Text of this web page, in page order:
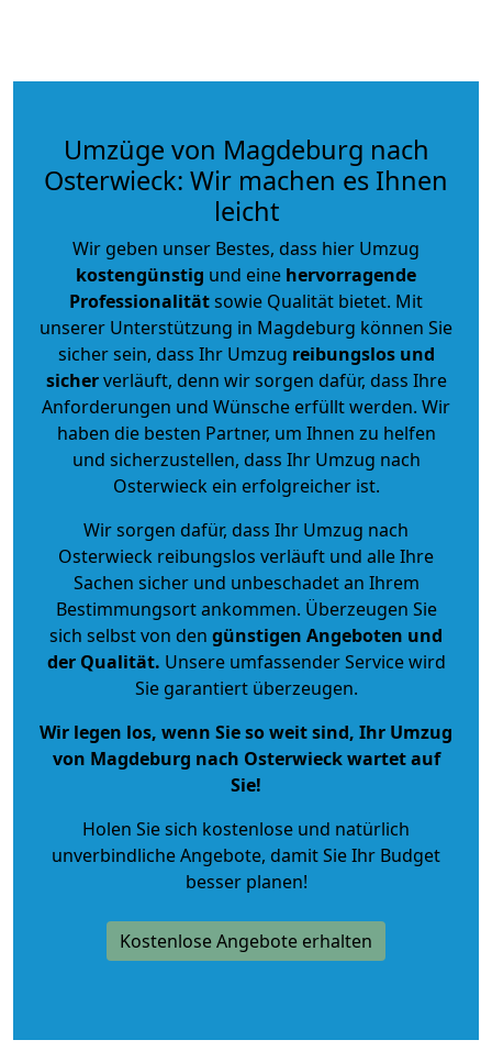
Umzüge von Magdeburg nach
Osterwieck: Wir machen es Ihnen
leicht
Wir geben unser Bestes, dass hier Umzug
kostengünstig und eine hervorragende
Professionalitätsowie Qualität bietet. Mit
unserer Unterstützung in Magdeburg können Sie
sicher sein, dass Ihr Umzug reibungslos und
sicherverläuft, denn wir sorgen dafür, dass Ihre
Anforderungen und Wünsche erfüllt werden. Wir
haben die besten Partner, um Ihnen zu helfen
und sicherzustellen, dass Ihr Umzug nach
Osterwieck ein erfolgreicher ist.
Wir sorgen dafür, dass Ihr Umzug nach
Osterwieck reibungslos verläuft und alle Ihre
Sachen sicher und unbeschadet an Ihrem
Bestimmungsort ankommen. Überzeugen Sie
sich selbst von den günstigen Angeboten und
der Qualität. Unsere umfassender Service wird
Sie garantiert überzeugen.
Wir legen los, wenn Sie so weit sind, Ihr Umzug
von Magdeburg nach Osterwieck wartet auf
Sie!
Holen Sie sich kostenlose und natürlich
unverbindliche Angebote, damit Sie Ihr Budget
besser planen!
Kostenlose Angebote erhalten